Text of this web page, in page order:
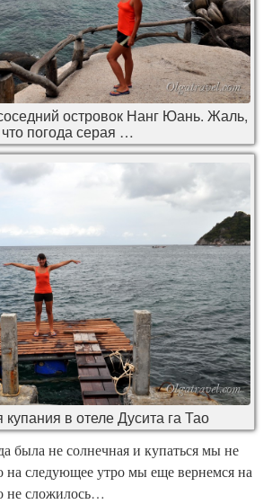
островок Нанг Юань. Жаль,
что погода серая …
в отеле Дусита га Тао
была не солнечная и купаться мы не
на следующее утро мы еще вернемся на
не сложилось…